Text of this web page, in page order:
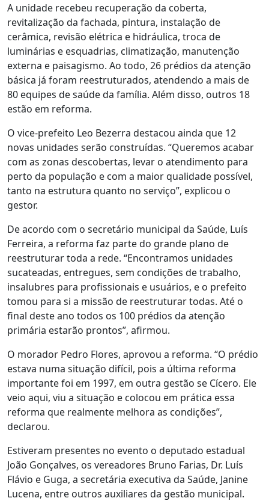
A unidade recebeu recuperação da coberta,
revitalização da fachada, pintura, instalação de
cerâmica, revisão elétrica e hidráulica, troca de
luminárias e esquadrias, climatização, manutenção
externa e paisagismo. Ao todo, 26 prédios da atenção
básica já foram reestruturados, atendendo a mais de
80 equipes de saúde da família. Além disso, outros 18
estão em reforma.
O vice-prefeito Leo Bezerra destacou ainda que 12
novas unidades serão construídas. “Queremos acabar
com as zonas descobertas, levar o atendimento para
perto da população e com a maior qualidade possível,
tanto na estrutura quanto no serviço”, explicou o
gestor.
De acordo com o secretário municipal da Saúde, Luís
Ferreira, a reforma faz parte do grande plano de
reestruturar toda a rede. “Encontramos unidades
sucateadas, entregues, sem condições de trabalho,
insalubres para profissionais e usuários, e o prefeito
tomou para si a missão de reestruturar todas. Até o
final deste ano todos os 100 prédios da atenção
primária estarão prontos”, afirmou.
O morador Pedro Flores, aprovou a reforma. “O prédio
estava numa situação difícil, pois a última reforma
importante foi em 1997, em outra gestão se Cícero. Ele
veio aqui, viu a situação e colocou em prática essa
reforma que realmente melhora as condições”,
declarou.
Estiveram presentes no evento o deputado estadual
João Gonçalves, os vereadores Bruno Farias, Dr. Luís
Flávio e Guga, a secretária executiva da Saúde, Janine
Lucena, entre outros auxiliares da gestão municipal.